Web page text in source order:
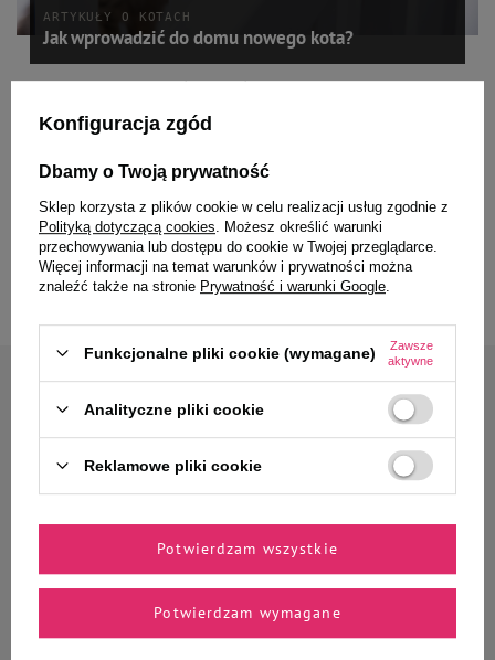
ARTYKUŁY O KOTACH
Jak wprowadzić do domu nowego kota?
Kot – uosobienie niezależności, wolności, a często także… niezwykłego uporu.
trudnym charakterze – choć długa lista ich zalet z pewnością to rekompensuje.
władcą całej posiadłości. Co jednak w sytuacji, kiedy chcemy wprowadzić do domu
dogadywały?
Czytaj więcej
Zapisz się do naszego newslettera
Zyskaj 10% rabatu* na
pierwsze zamówienie
Konfiguracja zgód
Dbamy o Twoją prywatność
Sklep korzysta z plików cookie w celu realizacji usług zgodnie z
Polityką dotyczącą cookies . Możesz określić warunki
przechowywania lub dostępu do cookie w Twojej przeglądarce.
Więcej informacji na temat warunków i prywatności można
znaleźć także na stronie Prywatność i warunki Google
Funkcjonalne pliki cookie (wymagane)
Zawsze
aktywne
Analityczne pliki cookie
Reklamowe pliki cookie
Potwierdzam wymagane
Potwierdzam wszystkie